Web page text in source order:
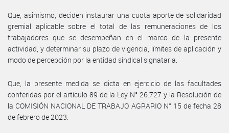
Que, asimismo, deciden instaurar una cuota aporte de solidaridad
gremial aplicable sobre el total de las remuneraciones de los
trabajadores que se desempeñan en el marco de la presente
actividad, y determinar su plazo de vigencia, límites de aplicación y
modo de percepción por la entidad sindical signataria.
Que, la presente medida se dicta en ejercicio de las facultades
conferidas por el artículo 89 de la Ley N° 26.727 y la Resolución de
la COMISIÓN NACIONAL DE TRABAJO AGRARIO N° 15 de fecha 28
de febrero de 2023.